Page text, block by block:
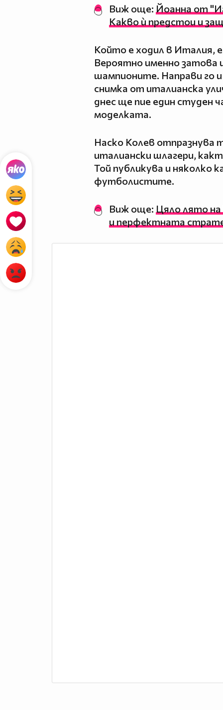
Виж още: Йоанна от
Какво ѝ предстои и
Който е ходил в Италия,
Вероятно именно затова
шампионите. Направи го
снимка от италианска
днес ще пие един студен
моделката.
Наско Колев отпразнува
италиански шлагери,
Той публикува и няколко
футболистите.
Виж още: Цяло лято
и перфектната